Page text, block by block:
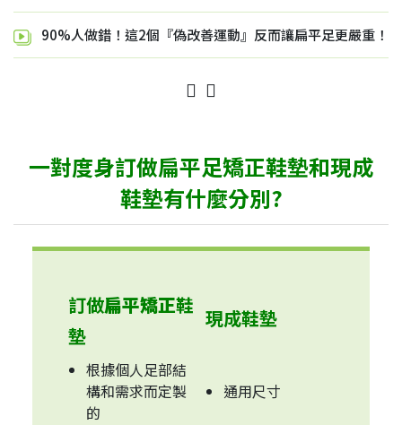
90%人做錯！這2個『偽改善運動』反而讓扁平足更嚴重！
一對度身訂做扁平足矯正鞋墊和現成
鞋墊有什麼分別?
訂做扁平矯正鞋
墊
現成鞋墊
根據個人足部結
構和需求而定製
的
通用尺寸